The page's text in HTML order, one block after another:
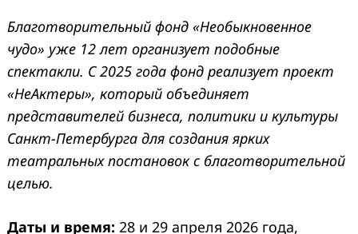
Благотворительный фонд «Необыкновенное
чудо» уже 12 лет организует подобные
спектакли. С 2025 года фонд реализует проект
«НеАктеры», который объединяет
представителей бизнеса, политики и культуры
Санкт-Петербурга для создания ярких
театральных постановок с благотворительной
целью.
Даты и время: 28 и 29 апреля 2026 года,